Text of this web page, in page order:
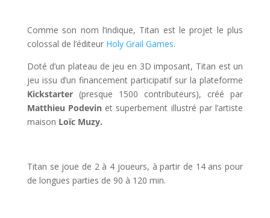
Comme son nom l’indique, Titan est le projet le plus
colossal de l’éditeur Holy Grail Games.
Doté d’un plateau de jeu en 3D imposant, Titan est un
jeu issu d’un financement participatif sur la plateforme
Kickstarter(presque 1500 contributeurs), créé par
Matthieu Podevin et superbement illustré par l’artiste
maison Loïc Muzy.
Titan se joue de 2 à 4 joueurs, à partir de 14 ans pour
de longues parties de 90 à 120 min.